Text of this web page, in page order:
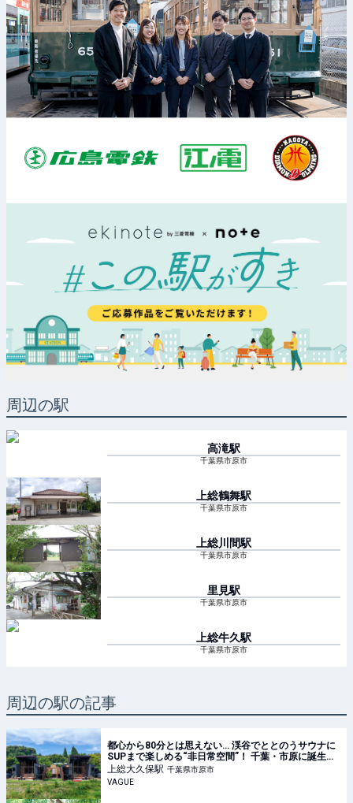
周辺の駅
高滝駅
千葉県市原市
上総鶴舞駅
千葉県市原市
上総川間駅
千葉県市原市
里見駅
千葉県市原市
上総牛久駅
千葉県市原市
周辺の駅の記事
都心から80分とは思えない… 渓谷でととのうサウナに
SUPまで楽しめる“非日常空間”！ 千葉・市原に誕生し
た至れり尽くせりの「一棟貸しヴィラ」とは |
VAGUE(ヴァーグ)
上総大久保駅 千葉県市原市
VAGUE